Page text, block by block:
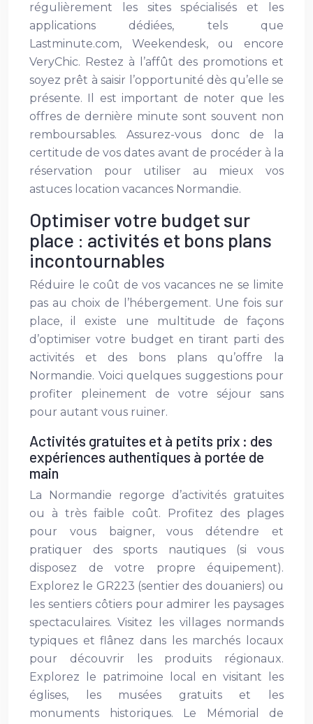
régulièrement les sites spécialisés et les
applications dédiées, tels que
Lastminute.com, Weekendesk, ou encore
VeryChic. Restez à l’affût des promotions et
soyez prêt à saisir l’opportunité dès qu’elle se
présente. Il est important de noter que les
offres de dernière minute sont souvent non
remboursables. Assurez-vous donc de la
certitude de vos dates avant de procéder à la
réservation pour utiliser au mieux vos
astuces location vacances Normandie.
Optimiser votre budget sur
place : activités et bons plans
incontournables
Réduire le coût de vos vacances ne se limite
pas au choix de l’hébergement. Une fois sur
place, il existe une multitude de façons
d’optimiser votre budget en tirant parti des
activités et des bons plans qu’offre la
Normandie. Voici quelques suggestions pour
profiter pleinement de votre séjour sans
pour autant vous ruiner.
Activités gratuites et à petits prix : des
expériences authentiques à portée de
main
La Normandie regorge d’activités gratuites
ou à très faible coût. Profitez des plages
pour vous baigner, vous détendre et
pratiquer des sports nautiques (si vous
disposez de votre propre équipement).
Explorez le GR223 (sentier des douaniers) ou
les sentiers côtiers pour admirer les paysages
spectaculaires. Visitez les villages normands
typiques et flânez dans les marchés locaux
pour découvrir les produits régionaux.
Explorez le patrimoine local en visitant les
églises, les musées gratuits et les
monuments historiques. Le Mémorial de